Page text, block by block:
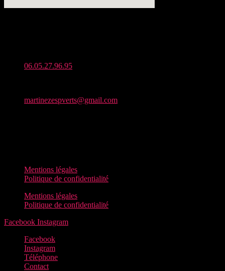
06.05.27.96.95
martinezespverts@gmail.com
Mentions légales
Politique de confidentialité
Mentions légales
Politique de confidentialité
Facebook Instagram
Facebook
Instagram
Téléphone
Contact